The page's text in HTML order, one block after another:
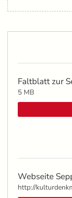
Faltblatt zur
5 MB
Webseite